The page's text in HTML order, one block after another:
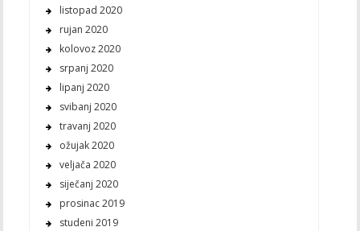
listopad 2020
rujan 2020
kolovoz 2020
srpanj 2020
lipanj 2020
svibanj 2020
travanj 2020
ožujak 2020
veljača 2020
siječanj 2020
prosinac 2019
studeni 2019